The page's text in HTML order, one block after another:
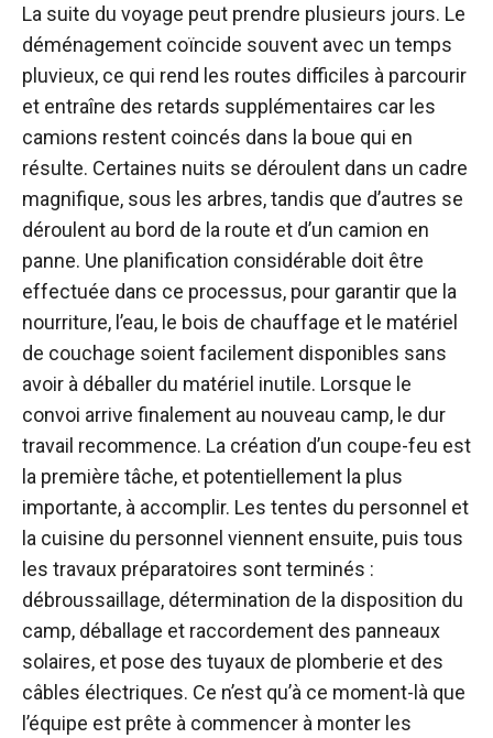
La suite du voyage peut prendre plusieurs jours. Le
déménagement coïncide souvent avec un temps
pluvieux, ce qui rend les routes difficiles à parcourir
et entraîne des retards supplémentaires car les
camions restent coincés dans la boue qui en
résulte. Certaines nuits se déroulent dans un cadre
magnifique, sous les arbres, tandis que d’autres se
déroulent au bord de la route et d’un camion en
panne. Une planification considérable doit être
effectuée dans ce processus, pour garantir que la
nourriture, l’eau, le bois de chauffage et le matériel
de couchage soient facilement disponibles sans
avoir à déballer du matériel inutile. Lorsque le
convoi arrive finalement au nouveau camp, le dur
travail recommence. La création d’un coupe-feu est
la première tâche, et potentiellement la plus
importante, à accomplir. Les tentes du personnel et
la cuisine du personnel viennent ensuite, puis tous
les travaux préparatoires sont terminés :
débroussaillage, détermination de la disposition du
camp, déballage et raccordement des panneaux
solaires, et pose des tuyaux de plomberie et des
câbles électriques. Ce n’est qu’à ce moment-là que
l’équipe est prête à commencer à monter les